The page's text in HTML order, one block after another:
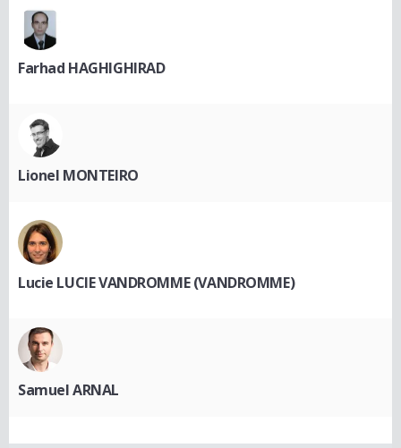
Farhad HAGHIGHIRAD
Lionel MONTEIRO
Lucie LUCIE VANDROMME (VANDROMME)
Samuel ARNAL